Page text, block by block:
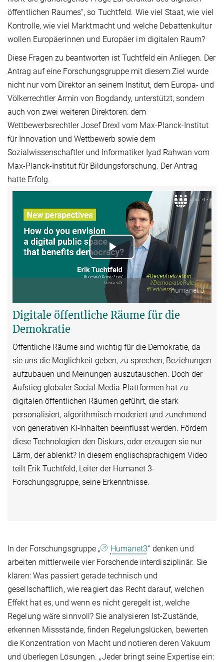
öffentlichen Raumes“, so Tuchtfeld. Wie viel Staat, wie viel
Kontrolle, wie viel Marktmacht und welche Debattenkultur
wollen Europäerinnen und Europäer im digitalen Raum?
Diese Fragen zu beantworten ist Tuchtfeld ein Anliegen. Der
Antrag auf eine Forschungsgruppe mit diesem Ziel wurde
nicht nur vom Direktor an seinem Institut, dem Europa- und
Völkerrechtler Armin von Bogdandy, unterstützt, sondern
auch von zwei weiteren Direktoren: dem
Wettbewerbsrechtler Josef Drexl vom Max-Planck-Institut
für Innovation und Wettbewerb sowie dem
Sozialwissenschaftler und Informatiker Iyad Rahwan vom
Max-Planck-Institut für Bildungsforschung. Der Antrag
hatte Erfolg.
Play
Video
humanet 3
Digitale öffentliche Räume für die
Demokratie
Öffentliche Räume sind wichtig für die Demokratie, da
sie uns die Möglichkeit geben, zu sprechen, Beziehungen
aufzubauen und Meinungen auszutauschen. Doch der
Aufstieg globaler Social-Media-Plattformen hat zu
digitalen öffentlichen Räumen geführt, die stark
personalisiert, algorithmisch moderiert und zunehmend
von generativen KI-Inhalten beeinflusst werden. Fördern
diese Technologien den Diskurs, oder erzeugen sie nur
Lärm, der ablenkt? In diesem englischsprachigem Video
teilt Erik Tuchtfeld, Leiter der Humanet 3-
Forschungsgruppe, seine Erkenntnisse.
In der Forschungsgruppe „ Humanet3“ denken und
arbeiten mittlerweile vier Forschende interdisziplinär. Sie
klären: Was passiert gerade technisch und
gesellschaftlich, wie reagiert das Recht darauf, welchen
Effekt hat es, und wenn es nicht geregelt ist, welche
Regelung wäre sinnvoll? Sie analysieren Ist-Zustände,
erkennen Missstände, finden Regelungslücken, bewerten
die Konzentration von Macht und notieren deren Vakuum
und überlegen Lösungen. „Jeder bringt seine Expertise ein: